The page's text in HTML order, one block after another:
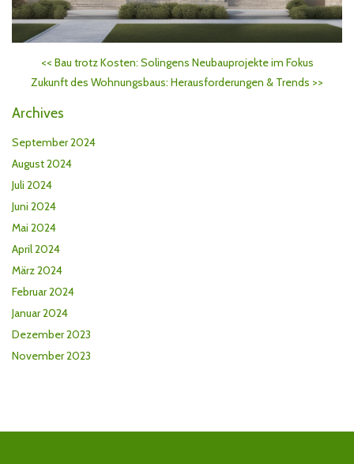
<< Bau trotz Kosten: Solingens Neubauprojekte im Fokus
Zukunft des Wohnungsbaus: Herausforderungen & Trends >>
Archives
September 2024
August 2024
Juli 2024
Juni 2024
Mai 2024
April 2024
März 2024
Februar 2024
Januar 2024
Dezember 2023
November 2023